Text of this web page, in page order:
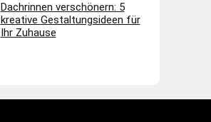
Dachrinnen verschönern: 5
kreative Gestaltungsideen für
Ihr Zuhause